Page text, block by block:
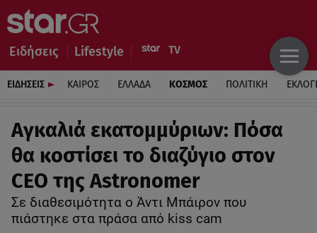
Ειδήσεις Lifestyle
ΕΙΔΗΣΕΙΣ ΚΑΙΡΟΣ ΕΛΛΑΔΑ ΚΟΣΜΟΣ ΠΟΛΙΤΙΚΗ
Αγκαλιά εκατομμύριων: Πόσα
θα κοστίσει το διαζύγιο στον
CEO της Astronomer
Σε διαθεσιμότητα ο Άντι Μπάιρον που
πιάστηκε στα πράσα από kiss cam